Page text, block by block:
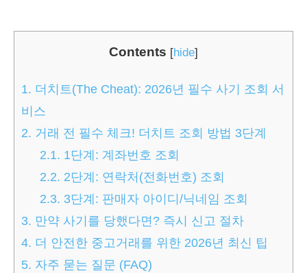
Contents [hide]
1. 더치트(The Cheat): 2026년 필수 사기 조회 서
비스
2. 거래 전 필수 체크! 더치트 조회 방법 3단계
2.1. 1단계: 계좌번호 조회
2.2. 2단계: 연락처(전화번호) 조회
2.3. 3단계: 판매자 아이디/닉네임 조회
3. 만약 사기를 당했다면? 즉시 신고 절차
4. 더 안전한 중고거래를 위한 2026년 최신 팁
5. 자주 묻는 질문 (FAQ)